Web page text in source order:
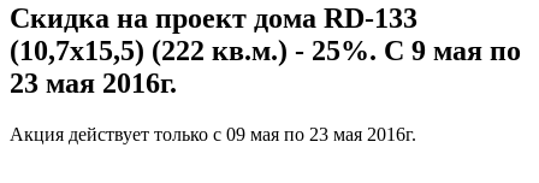
Скидка на проект дома RD-133
(10,7x15,5) (222 кв.м.) - 25%. С 9 мая по
23 мая 2016г.
Акция действует только с 09 мая по 23 мая 2016г.